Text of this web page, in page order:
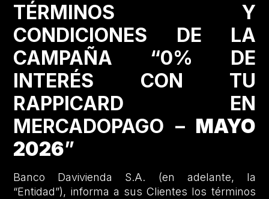
TÉRMINOS Y
CONDICIONES DE LA
CAMPAÑA “0% DE
INTERÉS CON TU
RAPPICARD EN
MERCADOPAGO – MAYO
2026”
Banco Davivienda S.A. (en adelante, la
“Entidad”), informa a sus Clientes los términos